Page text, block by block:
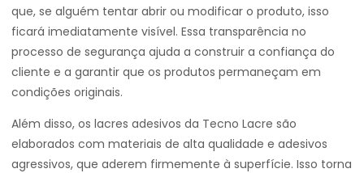
que, se alguém tentar abrir ou modificar o produto, isso
ficará imediatamente visível. Essa transparência no
processo de segurança ajuda a construir a confiança do
cliente e a garantir que os produtos permaneçam em
condições originais.
Além disso, os lacres adesivos da Tecno Lacre são
elaborados com materiais de alta qualidade e adesivos
agressivos, que aderem firmemente à superfície. Isso torna